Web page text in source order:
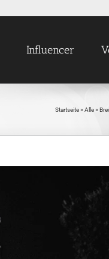
Influencer
Startseite» Alle»